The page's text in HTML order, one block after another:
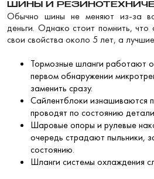
ШИНЫ И
Обычно шины не меняют из-за
деньги. Однако стоит помнить,
свои свойства около 5 лет, а
Тормозные шланги работают
первом обнаружении
заменить сразу.
Сайлентблоки изнашиваются
проводят по состоянию
Шаровые опоры и рулевые
очередь страдают пыльники,
состоянию.
Шланги системы охлаждения